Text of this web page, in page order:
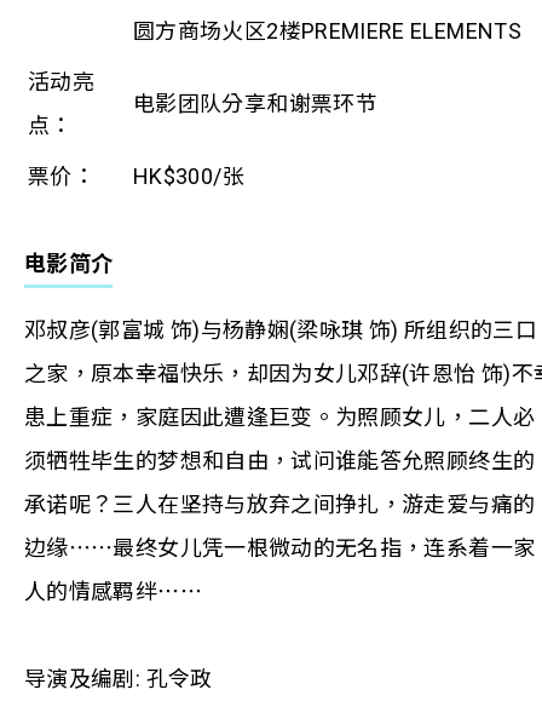
圆方商场火区2楼PREMIERE ELEMENTS
活动亮
点：
电影团队分享和谢票环节
票价： HK$300/张
电影简介
邓叔彦(郭富城 饰)与杨静娴(梁咏琪 饰) 所组织的三口
之家，原本幸福快乐，却因为女儿邓辞(许恩怡 饰)不
患上重症，家庭因此遭逢巨变。为照顾女儿，二人必
须牺牲毕生的梦想和自由，试问谁能答允照顾终生的
承诺呢？三人在坚持与放弃之间挣扎，游走爱与痛的
边缘⋯⋯最终女儿凭一根微动的无名指，连系着一家
人的情感羁绊⋯⋯
导演及编剧: 孔令政